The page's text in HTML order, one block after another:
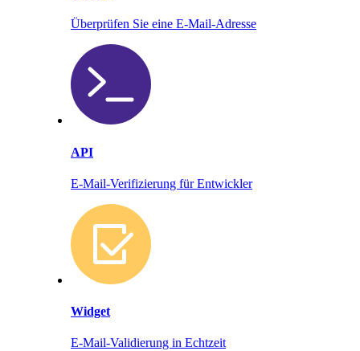
Überprüfen Sie eine E-Mail-Adresse
API
E-Mail-Verifizierung für Entwickler
Widget
E-Mail-Validierung in Echtzeit